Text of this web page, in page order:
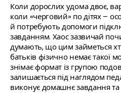
Коли дорослих удома двоє,
коли «черговий» по дітях –
й потребують допомоги
завданням. Хаос зазвичай
думають, що цим займеться
батьків фізично немає такої
знімає формат із групою
залишається під наглядом
виконує домашнє завдання та